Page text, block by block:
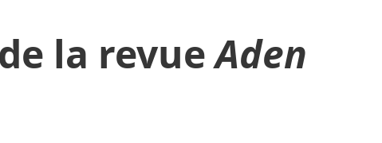
la revueAden